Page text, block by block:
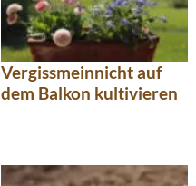
Vergissmeinnicht auf
dem Balkon kultivieren